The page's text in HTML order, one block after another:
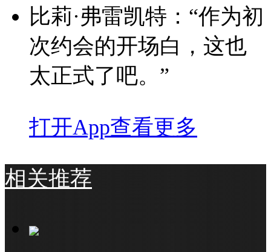
比莉·弗雷凯特：“作为初
次约会的开场白，这也
太正式了吧。”
打开App查看更多
相关推荐